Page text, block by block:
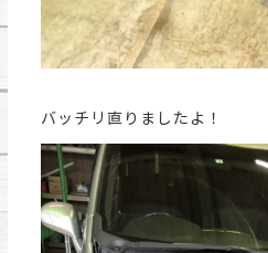
バッチリ直りましたよ！